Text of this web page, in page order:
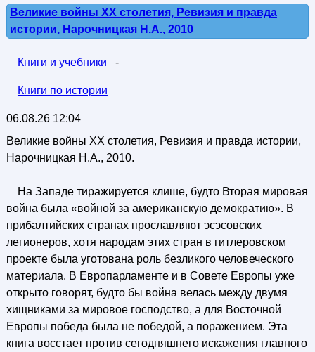
Великие войны XX столетия, Ревизия и правда
истории, Нарочницкая Н.А., 2010
Книги и учебники -
Книги по истории
06.08.26 12:04
Великие войны XX столетия, Ревизия и правда истории,
Нарочницкая Н.А., 2010.
На Западе тиражируется клише, будто Вторая мировая
война была «войной за американскую демократию». В
прибалтийских странах прославляют эсэсовских
легионеров, хотя народам этих стран в гитлеровском
проекте была уготована роль безликого человеческого
материала. В Европарламенте и в Совете Европы уже
открыто говорят, будто бы война велась между двумя
хищниками за мировое господство, а для Восточной
Европы победа была не победой, а поражением. Эта
книга восстает против сегодняшнего искажения главного